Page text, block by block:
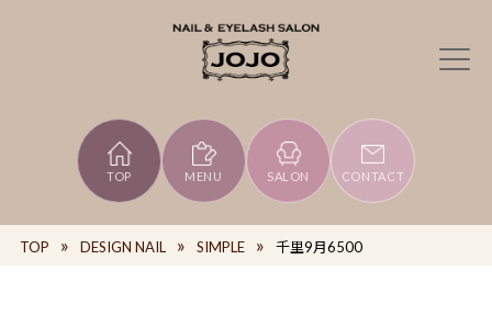
TOP MENU SALON CONTACT
TOP DESIGN NAIL SIMPLE 千里9月6500